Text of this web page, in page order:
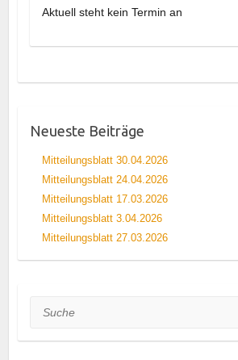
Aktuell steht kein Termin an
Neueste Beiträge
Mitteilungsblatt 30.04.2026
Mitteilungsblatt 24.04.2026
Mitteilungsblatt 17.03.2026
Mitteilungsblatt 3.04.2026
Mitteilungsblatt 27.03.2026
Suche